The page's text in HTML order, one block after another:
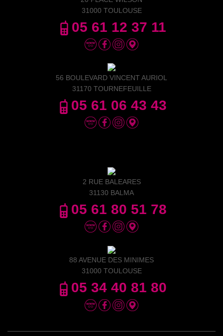
31000 TOULOUSE
05 61 12 37 11
56 BOULEVARD VINCENT AURIOL
31170 TOURNEFEUILLE
05 61 06 43 43
2 RUE BALEARES
31130 BALMA
05 61 80 51 78
88 AVENUE DES MINIMES
31000 TOULOUSE
05 34 40 81 80